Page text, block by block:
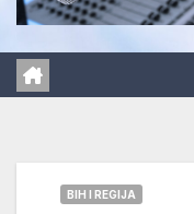
BIH I REGIJA